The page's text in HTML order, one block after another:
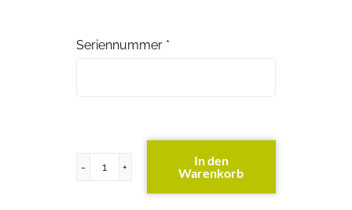
Seriennummer *
FAS3220
In den
Warenkorb